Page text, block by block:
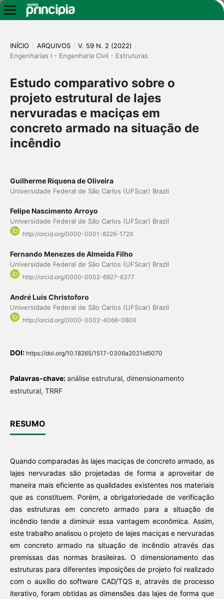
INÍCIO / ARQUIVOS / V. 59 N. 2 (2022) /
Engenharias I - Engenharia Civil - Estruturas
Estudo comparativo sobre o
projeto estrutural de lajes
nervuradas e maciças em
concreto armado na situação de
incêndio
Guilherme Riquena de Oliveira
Universidade Federal de São Carlos (UFScar) Brazil
Felipe Nascimento Arroyo
Universidade Federal de São Carlos (UFScar) Brazil
http://orcid.org/0000-0001-8226-172X
Fernando Menezes de Almeida Filho
Universidade Federal de São Carlos (UFScar) Brazil
http://orcid.org/0000-0002-6927-6377
André Luis Christoforo
Universidade Federal de São Carlos (UFScar) Brazil
http://orcid.org/0000-0002-4066-080X
DOI: https://doi.org/10.18265/1517-0306a2021id5070
Palavras-chave:análise estrutural, dimensionamento
estrutural, TRRF
RESUMO
Quando comparadas às lajes maciças de concreto armado, as
lajes nervuradas são projetadas de forma a aproveitar de
maneira mais eficiente as qualidades existentes nos materiais
que as constituem. Porém, a obrigatoriedade de verificação
das estruturas em concreto armado para a situação de
incêndio tende a diminuir essa vantagem econômica. Assim,
este trabalho analisou o projeto de lajes maciças e nervuradas
em concreto armado na situação de incêndio através das
premissas das normas brasileiras. O dimensionamento das
estruturas para diferentes imposições de projeto foi realizado
com o auxílio do software CAD/TQS e, através de processo
iterativo, foram obtidas as dimensões das lajes de forma que